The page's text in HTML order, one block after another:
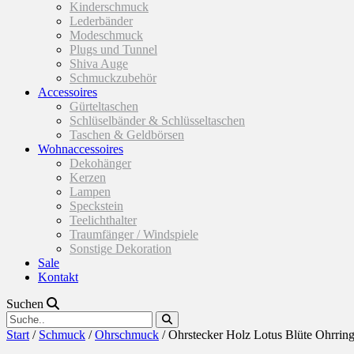
Kinderschmuck
Lederbänder
Modeschmuck
Plugs und Tunnel
Shiva Auge
Schmuckzubehör
Accessoires
Gürteltaschen
Schlüselbänder & Schlüsseltaschen
Taschen & Geldbörsen
Wohnaccessoires
Dekohänger
Kerzen
Lampen
Speckstein
Teelichthalter
Traumfänger / Windspiele
Sonstige Dekoration
Sale
Kontakt
Suchen
Start / Schmuck /Ohrschmuck / Ohrstecker Holz Lotus Blüte